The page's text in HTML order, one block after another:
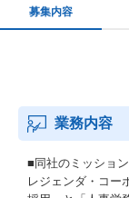
募集内容
業務内容
■同社のミッション
レジェンダ・コー